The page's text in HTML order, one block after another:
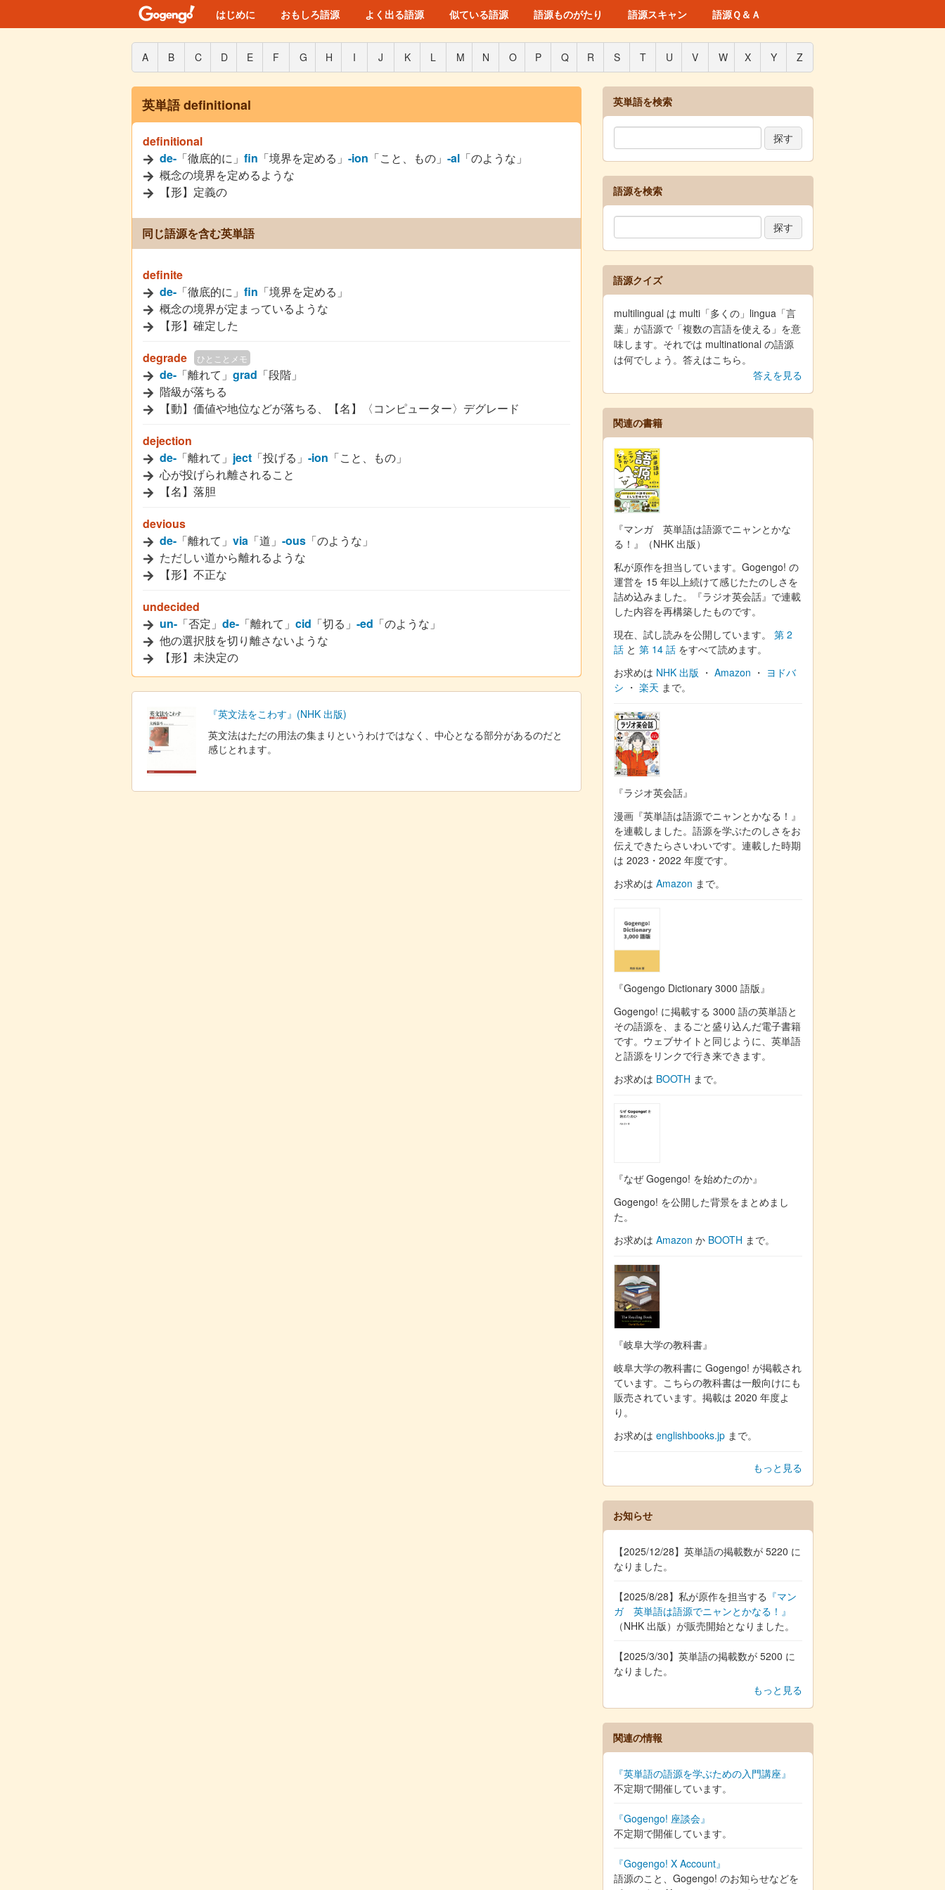
はじめに おもしろ語源 よく出る語源 似ている語源 語源ものがたり 語源スキャン 語源Ｑ＆Ａ
A B C D E F G H I J K L M N O P Q R S T U V W X Y Z
英単語 definitional
definitional
de- 「徹底的に」 fin 「境界を定める」 -ion 「こと、もの」 -al 「のような」
概念の境界を定めるような
【形】定義の
同じ語源を含む英単語
definite
de- 「徹底的に」 fin 「境界を定める」
概念の境界が定まっているような
【形】確定した
degrade
ひとことメモ
de- 「離れて」 grad 「段階」
階級が落ちる
【動】価値や地位などが落ちる、【名】〈コンピューター〉デグレード
dejection
de- 「離れて」 ject 「投げる」 -ion 「こと、もの」
心が投げられ離されること
【名】落胆
devious
de- 「離れて」 via 「道」 -ous 「のような」
ただしい道から離れるような
【形】不正な
undecided
un- 「否定」 de- 「離れて」 cid 「切る」 -ed 「のような」
他の選択肢を切り離さないような
【形】未決定の
『英文法をこわす』(NHK 出版)
英文法はただの用法の集まりというわけではなく、中心となる部分があるのだと
感じとれます。
英単語を検索
語源を検索
語源クイズ
multilingual は multi「多くの」lingua「言
葉」が語源で「複数の言語を使える」を意
味します。それでは multinational の語源
は何でしょう。答えはこちら。
答えを見る
関連の書籍
『マンガ 英単語は語源でニャンとかな
る！』（NHK 出版）
私が原作を担当しています。Gogengo! の
運営を 15 年以上続けて感じたたのしさを
詰め込みました。『ラジオ英会話』で連載
した内容を再構築したものです。
現在、試し読みを公開しています。 第 2
話 と 第 14 話 をすべて読めます。
お求めは NHK 出版 ・ Amazon ・ ヨドバ
シ ・ 楽天 まで。
『ラジオ英会話』
漫画『英単語は語源でニャンとかなる！』
を連載しました。語源を学ぶたのしさをお
伝えできたらさいわいです。連載した時期
は 2023・2022 年度です。
お求めは Amazon まで。
『Gogengo Dictionary 3000 語版』
Gogengo! に掲載する 3000 語の英単語と
その語源を、まるごと盛り込んだ電子書籍
です。ウェブサイトと同じように、英単語
と語源をリンクで行き来できます。
お求めは BOOTH まで。
『なぜ Gogengo! を始めたのか』
Gogengo! を公開した背景をまとめまし
た。
お求めは Amazon か BOOTH まで。
『岐阜大学の教科書』
岐阜大学の教科書に Gogengo! が掲載され
ています。こちらの教科書は一般向けにも
販売されています。掲載は 2020 年度よ
り。
お求めは englishbooks.jp まで。
もっと見る
お知らせ
【2025/12/28】英単語の掲載数が 5220 に
なりました。
【2025/8/28】私が原作を担当する 『マン
ガ 英単語は語源でニャンとかなる！』
（NHK 出版）が販売開始となりました。
【2025/3/30】英単語の掲載数が 5200 に
なりました。
もっと見る
関連の情報
『英単語の語源を学ぶための入門講座』
不定期で開催しています。
『Gogengo! 座談会』
不定期で開催しています。
『Gogengo! X Account』
語源のこと、Gogengo! のお知らせなどを